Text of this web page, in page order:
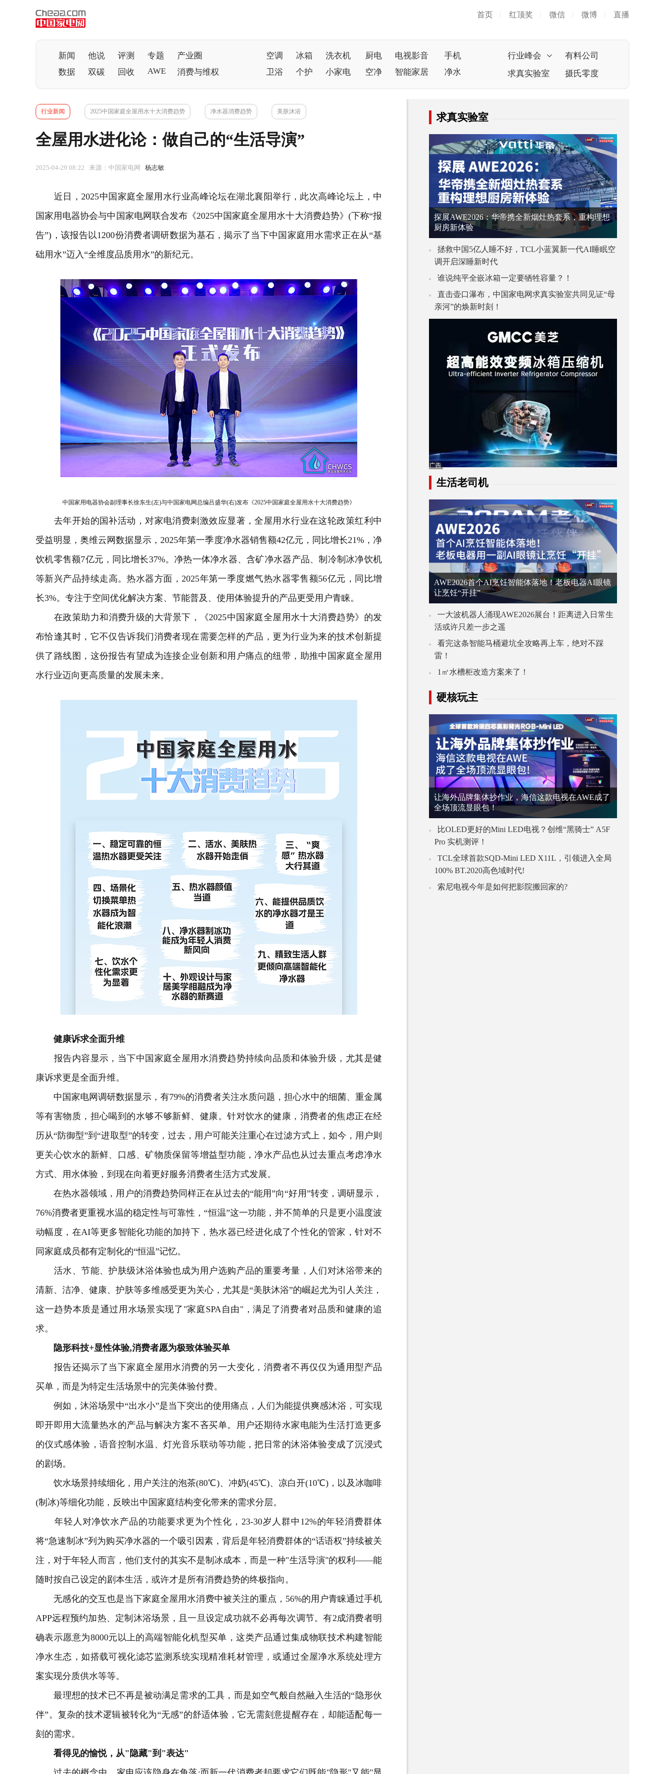
首页 红顶奖 微信 微博 直播
新闻 他说 评测 专题
产业圈
数据
双碳 回收 AWE 消费与维权
空调 冰箱 洗衣机 厨电 电视影音
手机
卫浴
个护 小家电 空净 智能家居 净水
行业峰会
有料公司
求真实验室
摄氏零度
行业新闻 2025中国家庭全屋用水十大消费趋势 净水器消费趋势 美肤沐浴
全屋用水进化论：做自己的“生活导演”
2025-04-29 08:22 来源：中国家电网 杨志敏
近日，2025中国家庭全屋用水行业高峰论坛在湖北襄阳举行，此次高峰论坛上，中
国家用 电器协会与中国家电网 联合发布《2025中国家庭全屋用水十大消费趋势》(下称“报
告”)，该报告以1200份消费者调研数据为基石，揭示了当下中国家庭用水需求正在从“基
础用水”迈入“全维度品质用水”的新纪元。
中国家用电器协会副理事长徐东生(左)与中国家电网总编吕盛华(右)发布《2025中国家庭全屋用水十大消费趋势》
去年开始的国补活动，对家电消费刺激效应显著，全屋用水行业在这轮政策红利中
受益明显，奥维云网数据显示，2025年第一季度净水器销售额42亿元，同比增长21%，净
饮机零售额7亿元，同比增长37%。净热一体净水器、含矿净水器产品、制冷制冰净饮机
等新兴产品持续走高。热水器方面，2025年第一季度燃气热水器零售额56亿元，同比增
长3%。专注于空间优化解决方案、节能普及、使用体验提升的产品更受用户青睐。
在政策助力和消费升级的大背景下，《2025中国家庭全屋用水十大消费趋势》的发
布恰逢其时，它不仅告诉我们消费者现在需要怎样的产品，更为行业为来的技术创新提
供了路线图，这份报告有望成为连接企业创新和用户痛点的纽带，助推中国家庭全屋用
水行业迈向更高质量的发展未来。
健康诉求全面升维
报告内容显示，当下中国家庭全屋用水消费趋势持续向品质和体验升级，尤其是健
康诉求更是全面升维。
中国家电网调研数据显示，有79%的消费者关注水质问题，担心水中的细菌、重金属
等有害物质，担心喝到的水够不够新鲜、健康。针对饮水的健康，消费者的焦虑正在经
历从“防御型”到“进取型”的转变，过去，用户可能关注重心在过滤方式上，如今，用户则
更关心饮水的新鲜、口感、矿物质保留等增益型功能，净水产品也从过去重点考虑净水
方式、用水体验，到现在向着更好服务消费者生活方式发展。
在热水器领域，用户的消费趋势同样正在从过去的“能用”向“好用”转变，调研显示，
76%消费者更重视水温的稳定性与可靠性，“恒温”这一功能，并不简单的只是更小温度波
动幅度，在AI等更多智能化功能的加持下，热水器已经进化成了个性化的管家，针对不
同家庭成员都有定制化的“恒温”记忆。
活水、节能、护肤级沐浴体验也成为用户选购产品的重要考量，人们对沐浴带来的
清新、洁净、健康、护肤等多维感受更为关心，尤其是“美肤沐浴”的崛起尤为引人关注，
这一趋势本质是通过用水场景实现了"家庭SPA自由"，满足了消费者对品质和健康的追
求。
隐形科技+显性体验,消费者愿为极致体验买单
报告还揭示了当下家庭全屋用水消费的另一大变化，消费者不再仅仅为通用型产品
买单，而是为特定生活场景中的完美体验付费。
例如，沐浴场景中“出水小”是当下突出的使用痛点，人们为能提供爽感沐浴，可实现
即开即用大流量热水的产品与解决方案不吝买单。用户还期待水家电能为生活打造更多
的仪式感体验，语音控制水温、灯光音乐联动等功能，把日常的沐浴体验变成了沉浸式
的剧场。
饮水场景持续细化，用户关注的泡茶(80℃)、冲奶(45℃)、凉白开(10℃)，以及冰咖啡
(制冰)等细化功能，反映出中国家庭结构变化带来的需求分层。
年轻人对净饮水产品的功能要求更为个性化，23-30岁人群中12%的年轻消费群体
将“急速制冰”列为购买净水器的一个吸引因素，背后是年轻消费群体的“话语权”持续被关
注，对于年轻人而言，他们支付的其实不是制冰成本，而是一种"生活导演"的权利——能
随时按自己设定的剧本生活，或许才是所有消费趋势的终极指向。
无感化的交互也是当下家庭全屋用水消费中被关注的重点，56%的用户青睐通过手机
APP远程预约加热、定制沐浴场景，且一旦设定成功就不必再每次调节。有2成消费者明
确表示愿意为8000元以上的高端智能化机型买单，这类产品通过集成物联技术构建智能
净水生态，如搭载可视化滤芯监测系统实现精准耗材管理，或通过全屋净水系统处理方
案实现分质供水等等。
最理想的技术已不再是被动满足需求的工具，而是如空气般自然融入生活的“隐形伙
伴”。复杂的技术逻辑被转化为“无感”的舒适体验，它无需刻意提醒存在，却能适配每一
刻的需求。
看得见的愉悦，从"隐藏"到"表达"
求真实验室
探展AWE2026：华帝携全新烟灶热套系，重构理想
厨房新体验
拯救中国5亿人睡不好，TCL小蓝翼新一代AI睡眠空
调开启深睡新时代
谁说纯平全嵌冰箱一定要牺牲容量？！
直击壶口瀑布，中国家电网求真实验室共同见证“母
亲河”的焕新时刻！
生活老司机
AWE2026首个AI烹饪智能体落地！老板电器AI眼镜
让烹饪“开挂”
一大波机器人涌现AWE2026展台！距离进入日常生
活或许只差一步之遥
看完这条智能马桶避坑全攻略再上车，绝对不踩
雷！
1㎡水槽柜改造方案来了！
硬核玩主
让海外品牌集体抄作业，海信这款电视在AWE成了
全场顶流显眼包！
比OLED更好的Mini LED电视？创维“黑骑士” A5F
Pro 实机测评！
TCL全球首款SQD-Mini LED X11L，引领进入全局
100% BT.2020高色域时代!
索尼电视今年是如何把影院搬回家的?